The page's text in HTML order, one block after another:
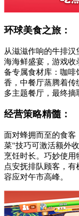
环球美食之旅：
从滋滋作响的牛排
海海鲜盛宴，游戏收
备专属食材库：咖啡
香，中餐厅蒸腾着传
多主题餐厅，最终摘
经营策略精髓：
面对蜂拥而至的食客
菜"技巧可激活额外
烹饪时长。巧妙使用
点安抚排队顾客，
容应对午市高峰。